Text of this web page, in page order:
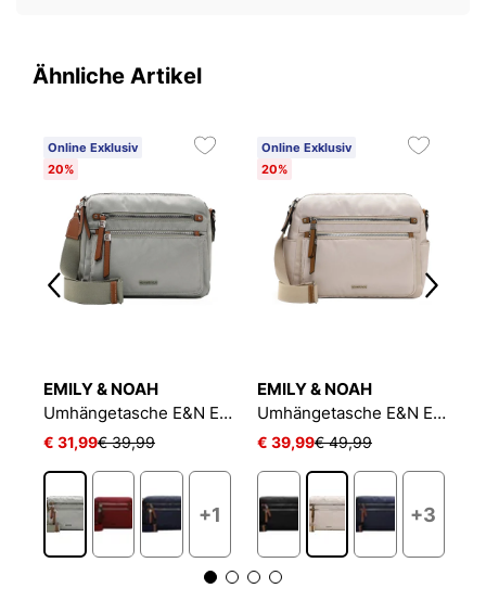
Ähnliche Artikel
Online Exklusiv
20%
EMILY & NOAH
Umhängetasche E&N Esther
€ 31,99€ 39,99
+1
Online Exklusiv
20%
EMILY & NOAH
Umhängetasche E&N Esther
€ 39,99€ 49,99
+3